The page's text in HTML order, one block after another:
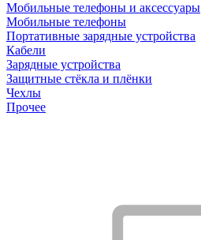
Мобильные телефоны и аксессуары
Мобильные телефоны
Портативные зарядные устройства
Кабели
Зарядные устройства
Защитные стёкла и плёнки
Чехлы
Прочее